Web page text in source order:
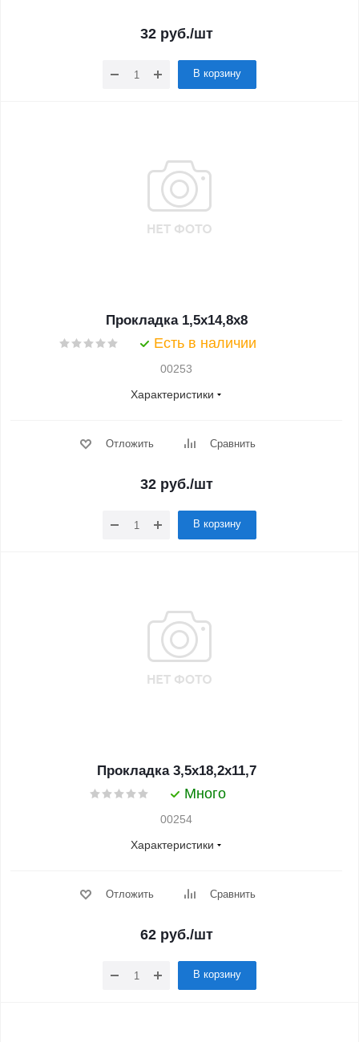
32 руб./шт
В корзину
Прокладка 1,5x14,8x8
Есть в наличии
00253
Характеристики
Отложить Сравнить
32 руб./шт
В корзину
Прокладка 3,5x18,2x11,7
Много
00254
Характеристики
Отложить Сравнить
62 руб./шт
В корзину